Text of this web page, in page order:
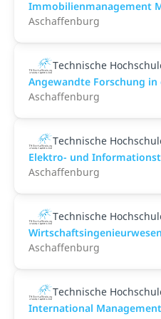
Immobilienmanagement
Aschaffenburg
Technische
Angewandte Forschung
Aschaffenburg
Technische
Elektro- und
Aschaffenburg
Technische
Aschaffenburg
Technische
International